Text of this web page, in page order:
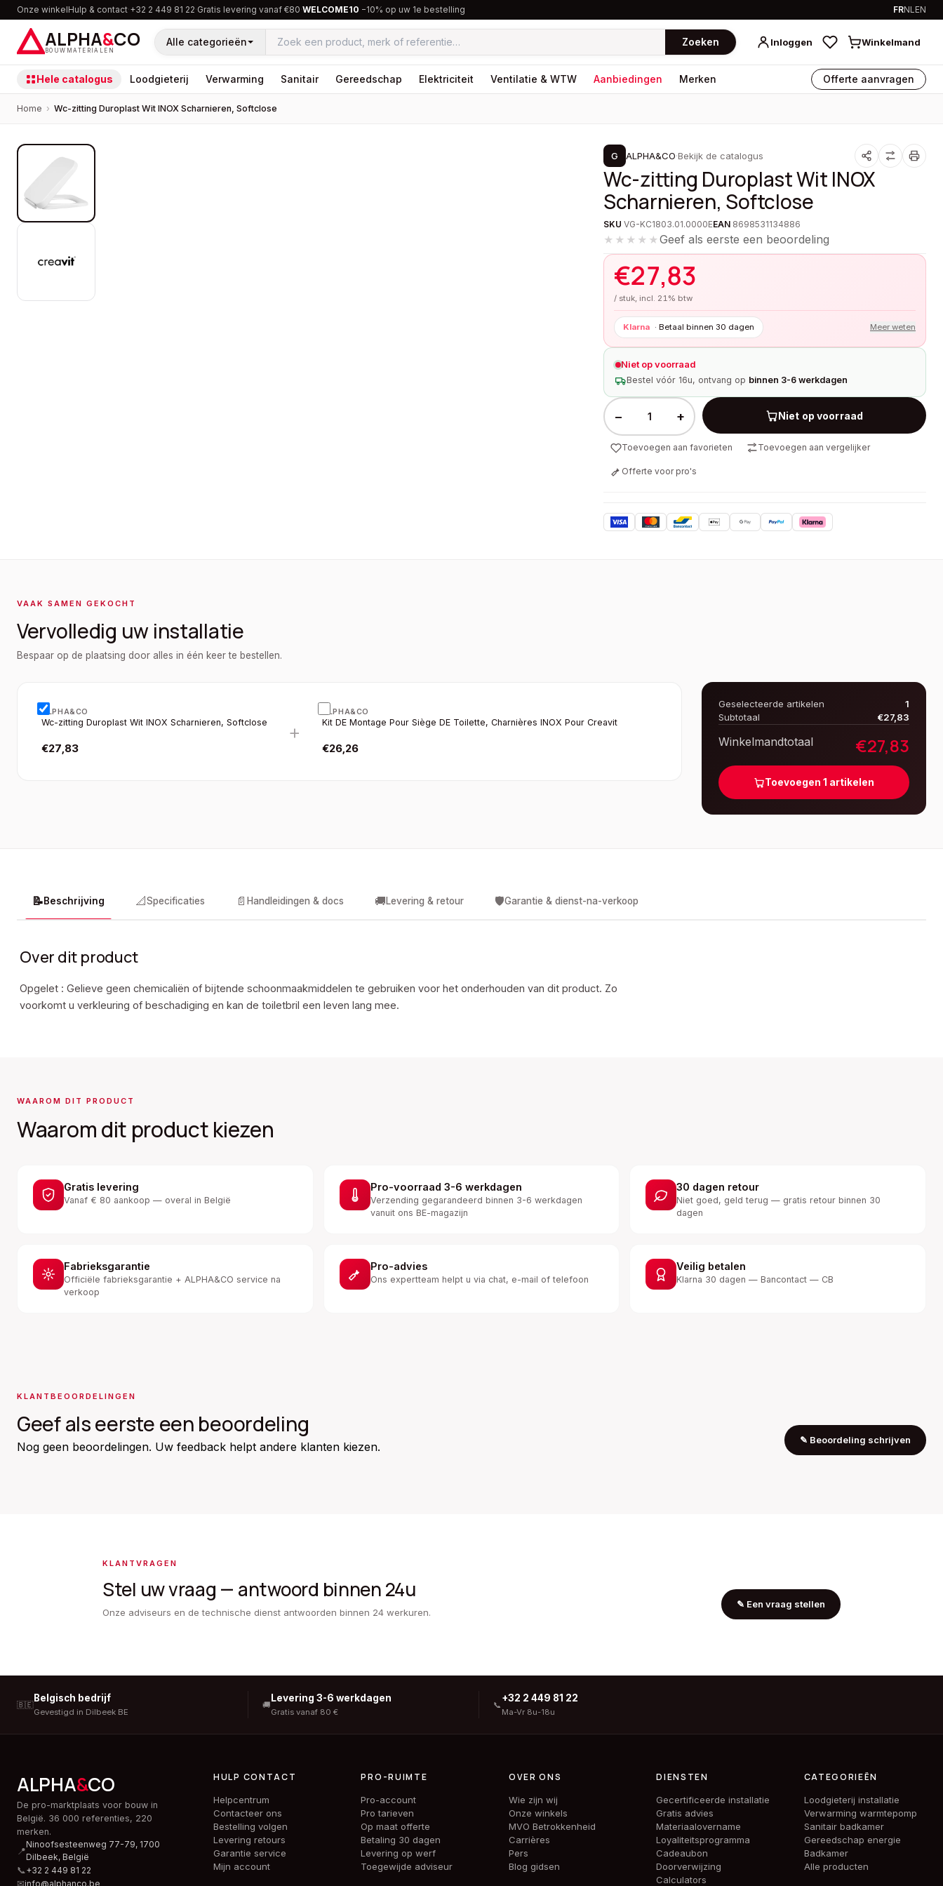
Onze winkelHulp & contact·+32 2 449 81 22·Gratis levering vanaf €80·WELCOME10 −10% op uw 1e bestelling FRNLEN
ALPHA&CO
BOUWMATERIALEN
Alle categorieën Zoeken Inloggen Winkelmand
Hele catalogus Loodgieterij Verwarming Sanitair Gereedschap Elektriciteit Ventilatie & WTW Aanbiedingen Merken Offerte aanvragen
Home › Wc-zitting Duroplast Wit INOX Scharnieren, Softclose
G ALPHA&CO·Bekijk de catalogus
Wc-zitting Duroplast Wit INOX
Scharnieren, Softclose
SKU VG-KC1803.01.0000EEAN 8698531134886
★★★★★Geef als eerste een beoordeling
€27,83
/ stuk, incl. 21% btw
Klarna · Betaal binnen 30 dagen Meer weten
Niet op voorraad
Bestel vóór 16u, ontvang op binnen 3-6 werkdagen
− + Niet op voorraad
Toevoegen aan favorieten Toevoegen aan vergelijker
Offerte voor pro's
VAAK SAMEN GEKOCHT
Vervolledig uw installatie
Bespaar op de plaatsing door alles in één keer te bestellen.
ALPHA&CO
Wc-zitting Duroplast Wit INOX Scharnieren, Softclose
€27,83
+
ALPHA&CO
Kit DE Montage Pour Siège DE Toilette, Charnières INOX Pour Creavit
€26,26
Geselecteerde artikelen
1
Subtotaal
€27,83
Winkelmandtotaal €27,83
Toevoegen 1 artikelen
📝Beschrijving 📐Specificaties 📄 Handleidingen & docs 🚚Levering & retour 🛡️Garantie & dienst-na-verkoop
Over dit product
Opgelet : Gelieve geen chemicaliën of bijtende schoonmaakmiddelen te gebruiken voor het onderhouden van dit product. Zo
voorkomt u verkleuring of beschadiging en kan de toiletbril een leven lang mee.
WAAROM DIT PRODUCT
Waarom dit product kiezen
Gratis levering
Vanaf € 80 aankoop — overal in België
Pro-voorraad 3-6 werkdagen
Verzending gegarandeerd binnen 3-6 werkdagen
vanuit ons BE-magazijn
30 dagen retour
Niet goed, geld terug — gratis retour binnen 30
dagen
Fabrieksgarantie
Officiële fabrieksgarantie + ALPHA&CO service na
verkoop
Pro-advies
Ons expertteam helpt u via chat, e-mail of telefoon
Veilig betalen
Klarna 30 dagen — Bancontact — CB
KLANTBEOORDELINGEN
Geef als eerste een beoordeling
Nog geen beoordelingen. Uw feedback helpt andere klanten kiezen. ✎ Beoordeling schrijven
KLANTVRAGEN
Stel uw vraag — antwoord binnen 24u
Onze adviseurs en de technische dienst antwoorden binnen 24 werkuren.
✎ Een vraag stellen
🇧🇪
Belgisch bedrijf
Gevestigd in Dilbeek BE
🚚
Levering 3-6 werkdagen
Gratis vanaf 80 €
📞
+32 2 449 81 22
Ma-Vr 8u-18u
ALPHA&CO
De pro-marktplaats voor bouw in
België. 36 000 referenties, 220
merken.
📍
Ninoofsesteenweg 77-79, 1700
Dilbeek, België
📞+32 2 449 81 22
✉info@alphanco.be
HULP CONTACT
Helpcentrum
Contacteer ons
Bestelling volgen
Levering retours
Garantie service
Mijn account
PRO-RUIMTE
Pro-account
Pro tarieven
Op maat offerte
Betaling 30 dagen
Levering op werf
Toegewijde adviseur
OVER ONS
Wie zijn wij
Onze winkels
MVO Betrokkenheid
Carrières
Pers
Blog gidsen
DIENSTEN
Gecertificeerde installatie
Gratis advies
Materiaalovername
Loyaliteitsprogramma
Cadeaubon
Doorverwijzing
Calculators
CATEGORIEËN
Loodgieterij installatie
Verwarming warmtepomp
Sanitair badkamer
Gereedschap energie
Badkamer
Alle producten